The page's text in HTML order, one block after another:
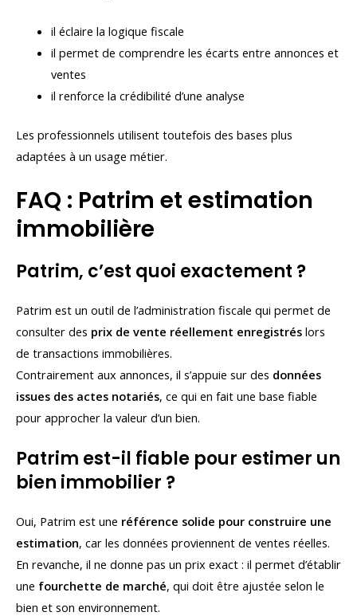
il éclaire la logique fiscale
il permet de comprendre les écarts entre annonces et
ventes
il renforce la crédibilité d’une analyse
Les professionnels utilisent toutefois des bases plus
adaptées à un usage métier.
FAQ : Patrim et estimation
immobilière
Patrim, c’est quoi exactement ?
Patrim est un outil de l’administration fiscale qui permet de
consulter des prix de vente réellement enregistrés lors
de transactions immobilières.
Contrairement aux annonces, il s’appuie sur des données
issues des actes notariés, ce qui en fait une base fiable
pour approcher la valeur d’un bien.
Patrim est-il fiable pour estimer un
bien immobilier ?
Oui, Patrim est une référence solide pour construire une
estimation, car les données proviennent de ventes réelles.
En revanche, il ne donne pas un prix exact : il permet d’établir
une fourchette de marché, qui doit être ajustée selon le
bien et son environnement.